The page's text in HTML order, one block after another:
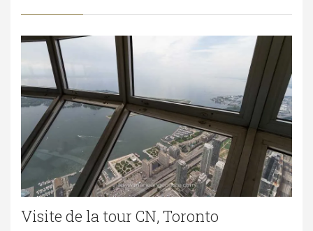
Visite de la tour CN, Toronto